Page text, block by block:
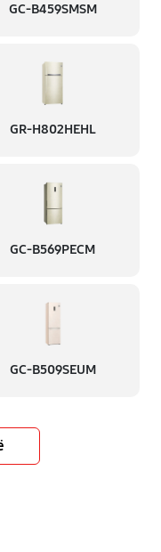
GC-B459SMSM
GR-H802HEHL
GC-B569PECM
GC-B509SEUM